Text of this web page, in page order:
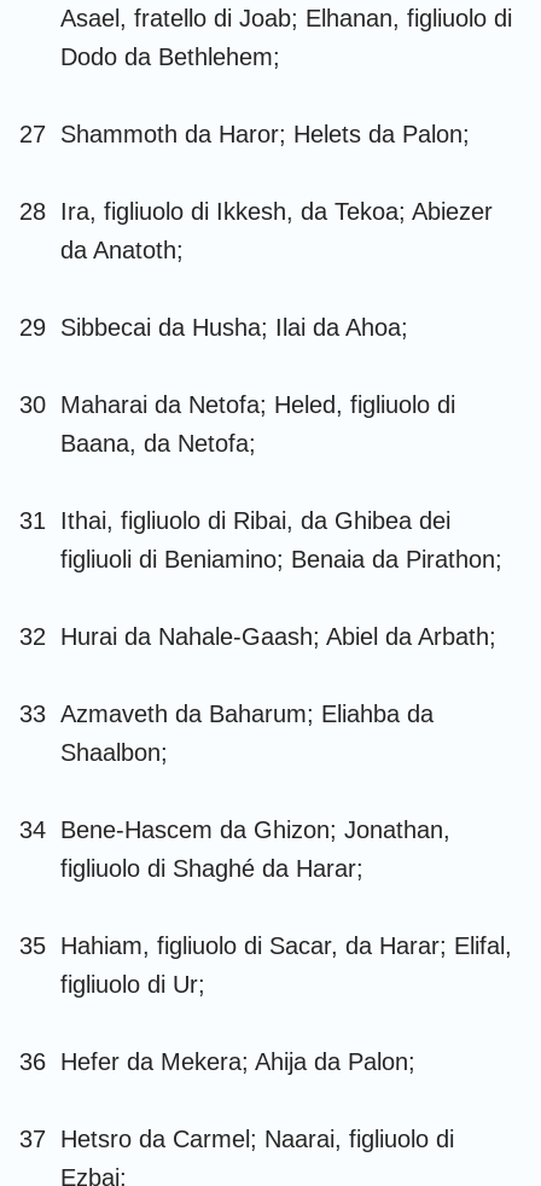
Asael, fratello di Joab; Elhanan, figliuolo di
Dodo da Bethlehem;
27 Shammoth da Haror; Helets da Palon;
28 Ira, figliuolo di Ikkesh, da Tekoa; Abiezer
da Anatoth;
29 Sibbecai da Husha; Ilai da Ahoa;
30 Maharai da Netofa; Heled, figliuolo di
Baana, da Netofa;
31
Ithai, figliuolo di Ribai, da Ghibea dei
figliuoli di Beniamino; Benaia da Pirathon;
32 Hurai da Nahale-Gaash; Abiel da Arbath;
33 Azmaveth da Baharum; Eliahba da
Shaalbon;
34 Bene-Hascem da Ghizon; Jonathan,
figliuolo di Shaghé da Harar;
35 Hahiam, figliuolo di Sacar, da Harar; Elifal,
figliuolo di Ur;
36 Hefer da Mekera; Ahija da Palon;
37 Hetsro da Carmel; Naarai, figliuolo di
Ezbai;